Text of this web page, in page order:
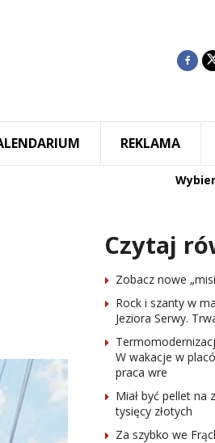
REKLAMA
Czytaj
Zobacz nowe
Rock i szanty w
Jeziora Serwy.
W wakacje w
praca wre
Miał być pellet na
tysięcy złotych
Za szybko we